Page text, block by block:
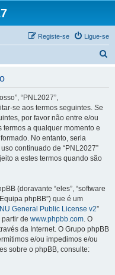
Ligue-se
Registe-se
“PNL2027”,
se aos termos seguintes. Se
por favor não entre e/ou
termos a qualquer momento e
No entanto, seria
continuado de “PNL2027”
a estes termos quando são
(doravante “eles”, “software
phpBB”) que é um
General Public License v2”
partir de www.phpbb.com. O
da Internet. O Grupo phpBB
e/ou impedimos e/ou
sobre o phpBB, consulte: